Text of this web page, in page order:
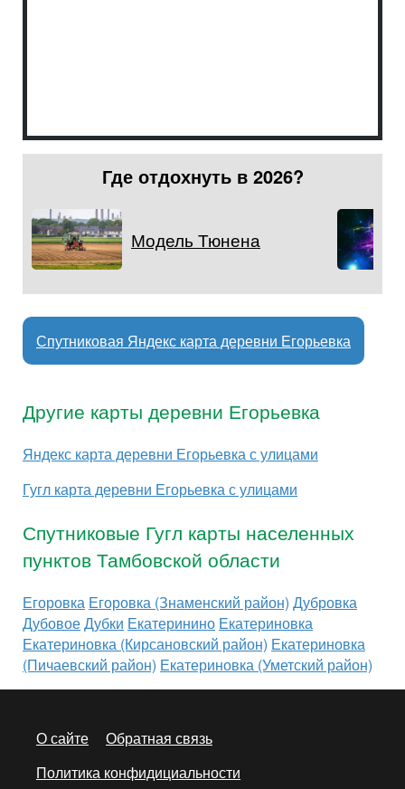
Где отдохнуть в 2026?
Модель Тюнена
Спутниковая Яндекс карта деревни Егорьевка
Другие карты деревни Егорьевка
Яндекс карта деревни Егорьевка с улицами
Гугл карта деревни Егорьевка с улицами
Спутниковые Гугл карты населенных
пунктов Тамбовской области
Егоровка Егоровка (Знаменский район) Дубровка
ДубовоеДубки Екатеринино Екатериновка
Екатериновка (Кирсановский район) Екатериновка
(Пичаевский район) Екатериновка (Уметский район)
О сайте
Обратная связь
Политика конфидициальности